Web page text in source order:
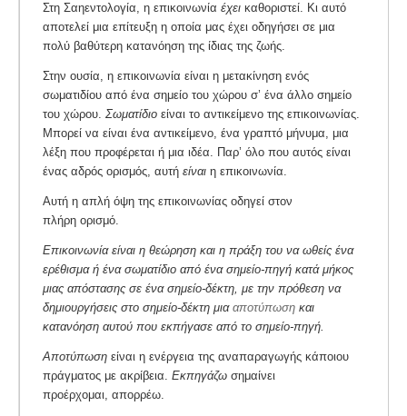
Στη Σαηεντολογία, η επικοινωνία έχει καθοριστεί. Κι αυτό
αποτελεί μια επίτευξη η οποία μας έχει οδηγήσει σε μια
πολύ βαθύτερη κατανόηση της ίδιας της ζωής.
Στην ουσία, η επικοινωνία είναι η μετακίνηση ενός
σωματιδίου από ένα σημείο του χώρου σ’ ένα άλλο σημείο
του χώρου. Σωματίδιο είναι το αντικείμενο της επικοινωνίας.
Μπορεί να είναι ένα αντικείμενο, ένα γραπτό μήνυμα, μια
λέξη που προφέρεται ή μια ιδέα. Παρ’ όλο που αυτός είναι
ένας αδρός ορισμός, αυτή είναι η επικοινωνία.
Αυτή η απλή όψη της επικοινωνίας οδηγεί στον
πλήρη ορισμό.
Επικοινωνία είναι η θεώρηση και η πράξη του να ωθείς ένα
ερέθισμα ή ένα σωματίδιο από ένα σημείο-πηγή κατά μήκος
μιας απόστασης σε ένα σημείο-δέκτη, με την πρόθεση να
δημιουργήσεις στο σημείο-δέκτη μια αποτύπωση και
κατανόηση αυτού που εκπήγασε από το σημείο-πηγή.
Αποτύπωση είναι η ενέργεια της αναπαραγωγής κάποιου
πράγματος με ακρίβεια. Εκπηγάζω σημαίνει
προέρχομαι, απορρέω.